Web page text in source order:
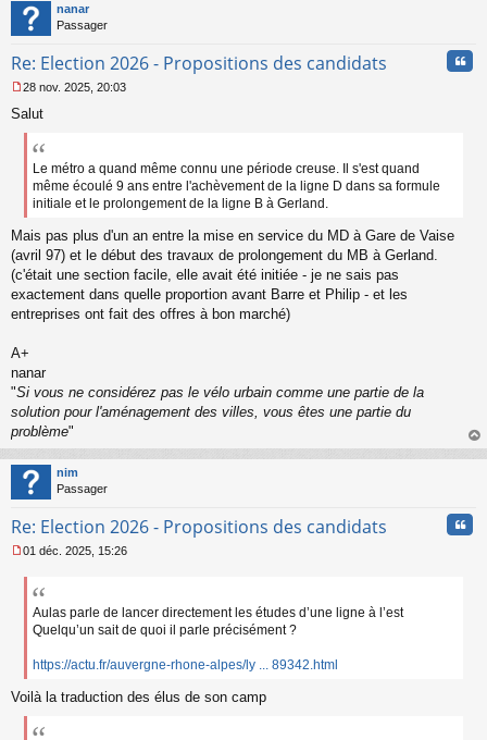
nanar
Passager
Re: Election 2026 - Propositions des candidats
e
s
l
u
28 nov. 2025, 20:03
Salut
Le métro a quand même connu une période creuse. Il s'est quand
même écoulé 9 ans entre l'achèvement de la ligne D dans sa formule
initiale et le prolongement de la ligne B à Gerland.
Mais pas plus d'un an entre la mise en service du MD à Gare de Vaise
(avril 97) et le début des travaux de prolongement du MB à Gerland.
(c'était une section facile, elle avait été initiée - je ne sais pas
exactement dans quelle proportion avant Barre et Philip - et les
entreprises ont fait des offres à bon marché)
A+
nanar
"Si vous ne considérez pas le vélo urbain comme une partie de la
solution pour l'aménagement des villes, vous êtes une partie du
problème"
au
nim
Passager
Re: Election 2026 - Propositions des candidats
e
n
o
01 déc. 2025, 15:26
Aulas parle de lancer directement les études d’une ligne à l’est
Quelqu’un sait de quoi il parle précisément ?
https://actu.fr/auvergne-rhone-alpes/ly ... 89342.html
Voilà la traduction des élus de son camp